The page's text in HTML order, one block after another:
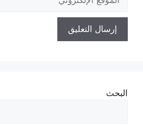
الإلكتروني
البحث